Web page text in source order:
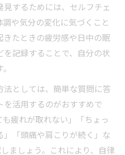
するためには、セルフチェ
や気分の変化に気づくこと
たときの疲労感や日中の眠
記録することで、自分の状
としては、簡単な質問に答
活用するのがおすすめで
疲れが取れない」「ちょっ
」「頭痛や肩こりが続く」な
ましょう。これにより、自律